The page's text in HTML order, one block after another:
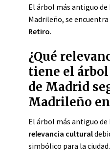
El árbol más antiguo de
Madrileño, se
Retiro.
¿Qué
tiene el
de Madrid
Madrileño
El árbol más antiguo de
relevancia cultural
simbólico para la ciudad.